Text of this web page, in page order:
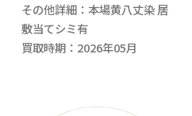
その他詳細：本場黄八丈染 居
敷当てシミ有
買取時期：2026年05月